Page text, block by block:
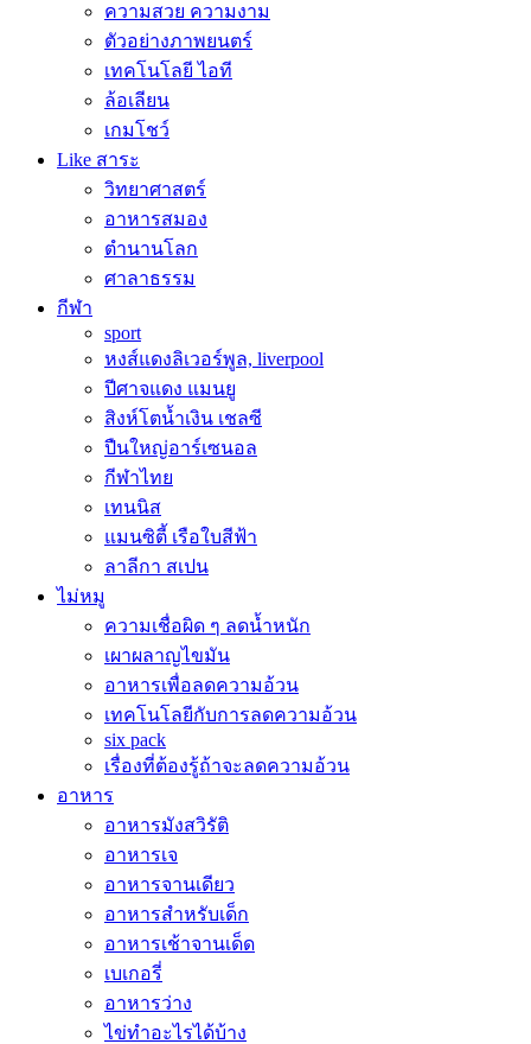
ความสวย ความงาม
ตัวอย่างภาพยนตร์
เทคโนโลยี ไอที
ล้อเลียน
เกมโชว์
Like สาระ
วิทยาศาสตร์
อาหารสมอง
ตำนานโลก
ศาลาธรรม
กีฬา
sport
หงส์แดงลิเวอร์พูล, liverpool
ปีศาจแดง แมนยู
สิงห์โตน้ำเงิน เชลซี
ปืนใหญ่อาร์เซนอล
กีฬาไทย
เทนนิส
แมนซิตี้ เรือใบสีฟ้า
ลาลีกา สเปน
ไม่หมู
ความเชื่อผิด ๆ ลดน้ำหนัก
เผาผลาญไขมัน
อาหารเพื่อลดความอ้วน
เทคโนโลยีกับการลดความอ้วน
six pack
เรื่องที่ต้องรู้ถ้าจะลดความอ้วน
อาหาร
อาหารมังสวิรัติ
อาหารเจ
อาหารจานเดียว
อาหารสำหรับเด็ก
อาหารเช้าจานเด็ด
เบเกอรี่
อาหารว่าง
ไข่ทำอะไรได้บ้าง